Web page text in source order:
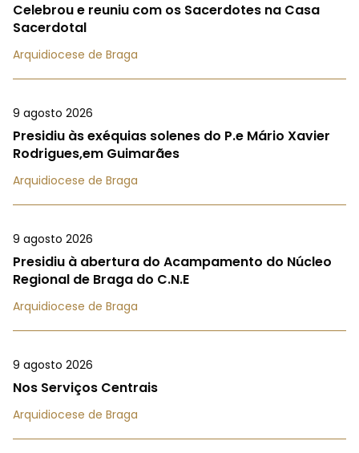
Celebrou e reuniu com os Sacerdotes na Casa
Sacerdotal
Arquidiocese de Braga
9 agosto 2026
Presidiu às exéquias solenes do P.e Mário Xavier
Rodrigues,em Guimarães
Arquidiocese de Braga
9 agosto 2026
Presidiu à abertura do Acampamento do Núcleo
Regional de Braga do C.N.E
Arquidiocese de Braga
9 agosto 2026
Nos Serviços Centrais
Arquidiocese de Braga